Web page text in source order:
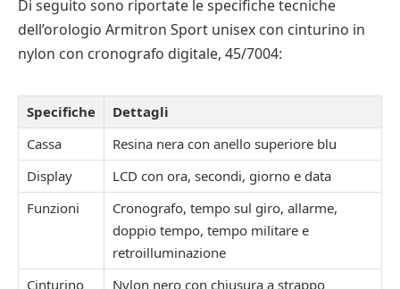
Di seguito sono riportate le specifiche tecniche
dell’orologio Armitron Sport unisex con cinturino in
nylon con cronografo digitale, 45/7004:
Specifiche
Dettagli
Cassa
Resina nera con anello superiore blu
Display
LCD con ora, secondi, giorno e data
Funzioni
Cronografo, tempo sul giro, allarme,
doppio tempo, tempo militare e
retroilluminazione
Cinturino
Nylon nero con chiusura a strappo